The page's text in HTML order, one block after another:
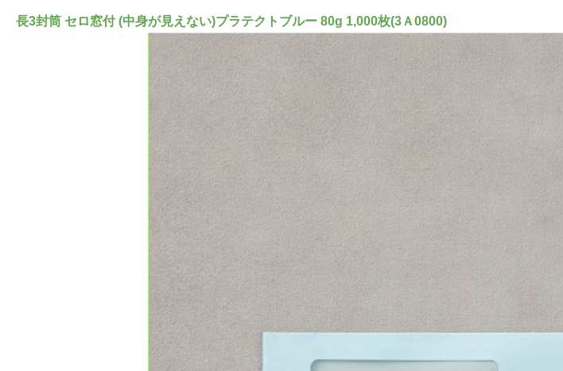
長3封筒 セロ窓付 (中身が見えない)プラテクトブルー 80g 1,000枚(3Ａ0800)